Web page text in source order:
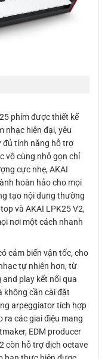
phím được thiết kế
nhạc hiện đại, yêu
đủ tính năng hỗ trợ
vô cùng nhỏ gọn chỉ
cực nhẹ, AKAI
hoàn hảo cho mọi
tạo nội dung thường
và AKAI LPK25 V2,
nơi một cách nhanh
cảm biến vận tốc, cho
tự nhiên hơn, từ
and play kết nối qua
không cần cài đặt
arpeggiator tích hợp
ra các giai điệu mang
EDM producer
còn hỗ trợ dịch octave